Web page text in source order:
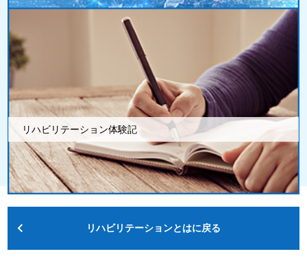
リハビリテーション体験記
リハビリテーションとはに戻る